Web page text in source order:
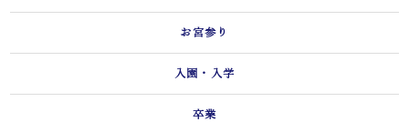
お宮参り
入園・入学
卒業